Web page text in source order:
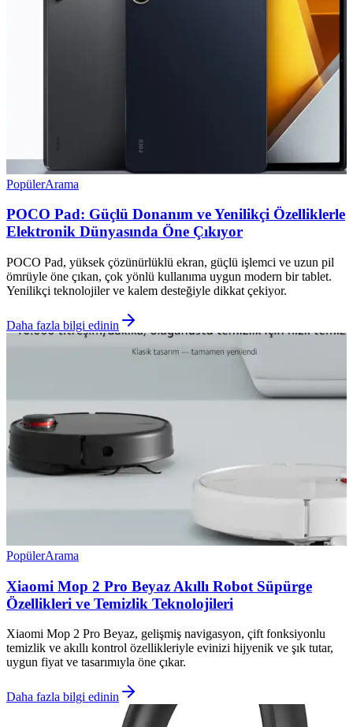
PopülerArama
POCO Pad: Güçlü Donanım ve Yenilikçi Özelliklerle
Elektronik Dünyasında Öne Çıkıyor
POCO Pad, yüksek çözünürlüklü ekran, güçlü işlemci ve uzun pil
ömrüyle öne çıkan, çok yönlü kullanıma uygun modern bir tablet.
Yenilikçi teknolojiler ve kalem desteğiyle dikkat çekiyor.
Daha fazla bilgi edinin
PopülerArama
Xiaomi Mop 2 Pro Beyaz Akıllı Robot Süpürge
Özellikleri ve Temizlik Teknolojileri
Xiaomi Mop 2 Pro Beyaz, gelişmiş navigasyon, çift fonksiyonlu
temizlik ve akıllı kontrol özellikleriyle evinizi hijyenik ve şık tutar,
uygun fiyat ve tasarımıyla öne çıkar.
Daha fazla bilgi edinin